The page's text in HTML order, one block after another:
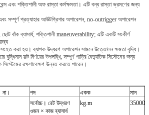
এবং শক্তিশালী অফ রাস্তা কর্মক্ষমতা। এটি বন্ধ রাস্তা ভ্রমণের জন্য
এবং সম্পূর্ণ প্রত্যাহার আউটগ্রিগার অপারেশন, no-outrigger অপারেশন
ছোট বাঁক ব্যাসার্ধ, শক্তিশালী maneuverability; এটি একটি সংকীর্ণ
করা হয়। ব্যাপক উদ্ধরণ অপারেশন সামনে উত্তোলন ক্ষমতা বৃদ্ধি।
বুদ্ধিমান ফল্ট নির্ণয়ের উপলব্ধি, সম্পূর্ণ গাড়ির বৈদ্যুতিক সিস্টেমের জন্য
রক্ষণাবেক্ষণ উন্নত করতে পারেন।
না। পদ একক
মান
সর্বোচ্চ। রেট উদ্ধরণ
ওজন × কাজ ব্যাসার্ধ
kg.m 35000